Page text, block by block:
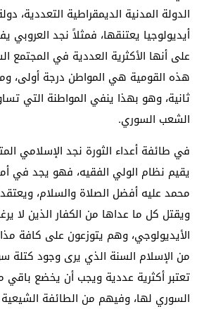
الدولة المدنية الديمقراطية التعددية،
أيديولوجيا يعتنقها، فمثلاً نجد العروبي
على أنها الأكثرية العددية في المجتمع
هذه القومية هي المواطن درجة أولى،
ثانية، وهو بهذا ينفي المواطنة التي
الشعب السوري.
في طائفة أعداء الثورة نجد الإسلامي
يقيم نظام الولي الفقيه، فهو يجد في
محمد عليه أفضل الصلاة والسلام، ويعتقد
ويقتل كل ما عداها من الكفار الذين لا
الأيديولوجي، وهم يتوزعون على كافة
من الإسلام السنة الذي يرى وجود كتلة
تعتبر أكثرية عددية ويجب أن يخضع
السوري لها، وفيهم من الطائفة